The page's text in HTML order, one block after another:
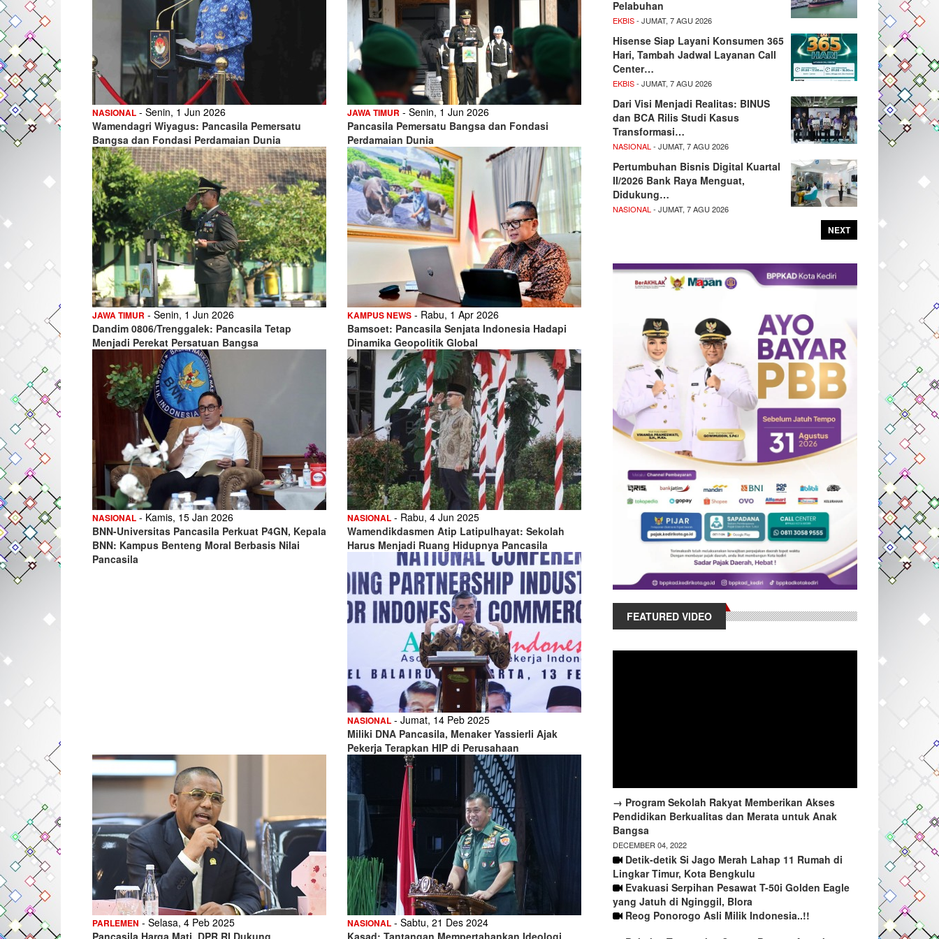
NASIONAL - Senin, 1 Jun 2026
Wamendagri Wiyagus: Pancasila Pemersatu
Bangsa dan Fondasi Perdamaian Dunia
JAWA TIMUR - Senin, 1 Jun 2026
Pancasila Pemersatu Bangsa dan Fondasi
Perdamaian Dunia
JAWA TIMUR - Senin, 1 Jun 2026
Dandim 0806/Trenggalek: Pancasila Tetap
Menjadi Perekat Persatuan Bangsa
KAMPUS NEWS - Rabu, 1 Apr 2026
Bamsoet: Pancasila Senjata Indonesia Hadapi
Dinamika Geopolitik Global
NASIONAL - Kamis, 15 Jan 2026
BNN-Universitas Pancasila Perkuat P4GN, Kepala
BNN: Kampus Benteng Moral Berbasis Nilai
Pancasila
NASIONAL - Rabu, 4 Jun 2025
Wamendikdasmen Atip Latipulhayat: Sekolah
Harus Menjadi Ruang Hidupnya Pancasila
NASIONAL - Jumat, 14 Peb 2025
Miliki DNA Pancasila, Menaker Yassierli Ajak
Pekerja Terapkan HIP di Perusahaan
PARLEMEN - Selasa, 4 Peb 2025
Pancasila Harga Mati, DPR RI Dukung
NASIONAL - Sabtu, 21 Des 2024
Kasad: Tantangan Mempertahankan Ideologi
Pelabuhan
EKBIS- JUMAT, 7 AGU 2026
Hisense Siap Layani Konsumen 365
Hari, Tambah Jadwal Layanan Call
Center…
EKBIS- JUMAT, 7 AGU 2026
Dari Visi Menjadi Realitas: BINUS
dan BCA Rilis Studi Kasus
Transformasi…
NASIONAL - JUMAT, 7 AGU 2026
Pertumbuhan Bisnis Digital Kuartal
II/2026 Bank Raya Menguat,
Didukung…
NASIONAL - JUMAT, 7 AGU 2026
NEXT
FEATURED VIDEO
→ Program Sekolah Rakyat Memberikan Akses
Pendidikan Berkualitas dan Merata untuk Anak
Bangsa
DECEMBER 04, 2022
Detik-detik Si Jago Merah Lahap 11 Rumah di
Lingkar Timur, Kota Bengkulu
Evakuasi Serpihan Pesawat T-50i Golden Eagle
yang Jatuh di Nginggil, Blora
Reog Ponorogo Asli Milik Indonesia..!!